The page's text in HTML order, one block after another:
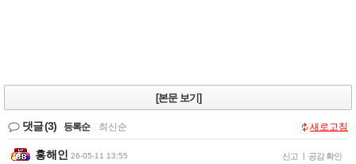
[본문 보기]
댓글(3) 등록순 최신순 새로고침
홍해인 26-05-11 13:55 신고 | 공감 확인